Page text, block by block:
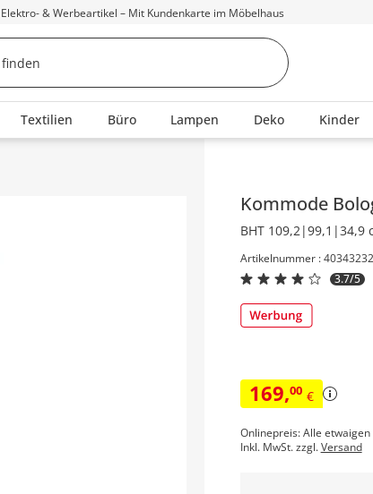
& Werbeartikel – Mit Kundenkarte im Möbelhaus
Textilien Büro Lampen Deko Kinder
Kommode
BHT 109,2|99,1|34,9
Artikelnummer : 40343232
3.7/5
169,00 €
Onlinepreis: Alle
Inkl. MwSt. zzgl.Versand